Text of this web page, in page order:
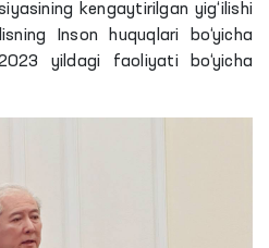
kengaytirilgan yig‘ilishi
Inson huquqlari bo‘yicha
yildagi faoliyati bo‘yicha